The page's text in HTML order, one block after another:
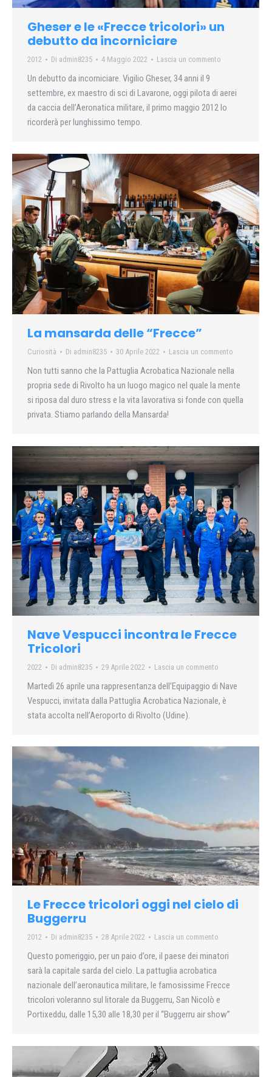
Gheser e le «Frecce tricolori» un
debutto da incorniciare
2012 Di admin8235 4 Maggio 2022 Lascia un commento
Un debutto da incorniciare. Vigilio Gheser, 34 anni il 9
settembre, ex maestro di sci di Lavarone, oggi pilota di aerei
da caccia dell’Aeronatica militare, il primo maggio 2012 lo
ricorderà per lunghissimo tempo.
La mansarda delle “Frecce”
Curiosità Di admin8235 30 Aprile 2022 Lascia un commento
Non tutti sanno che la Pattuglia Acrobatica Nazionale nella
propria sede di Rivolto ha un luogo magico nel quale la mente
si riposa dal duro stress e la vita lavorativa si fonde con quella
privata. Stiamo parlando della Mansarda!
Nave Vespucci incontra le Frecce
Tricolori
2022 Di admin8235 29 Aprile 2022 Lascia un commento
Martedì 26 aprile una rappresentanza dell’Equipaggio di Nave
Vespucci, invitata dalla Pattuglia Acrobatica Nazionale, è
stata accolta nell’Aeroporto di Rivolto (Udine).
Le Frecce tricolori oggi nel cielo di
Buggerru
2012 Di admin8235 28 Aprile 2022 Lascia un commento
Questo pomeriggio, per un paio d’ore, il paese dei minatori
sarà la capitale sarda del cielo. La pattuglia acrobatica
nazionale dell’aeronautica militare, le famosissime Frecce
tricolori voleranno sul litorale da Buggerru, San Nicolò e
Portixeddu, dalle 15,30 alle 18,30 per il “Buggerru air show”